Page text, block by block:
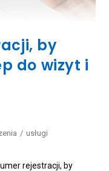
by
do wizyt i
/ usługi
rejestracji, by